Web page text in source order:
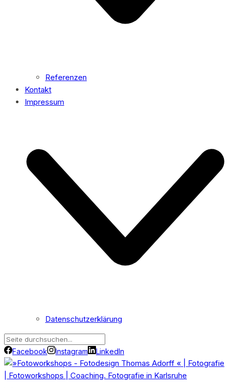
Referenzen
Kontakt
Impressum
Datenschutzerklärung
Facebook Instagram LinkedIn